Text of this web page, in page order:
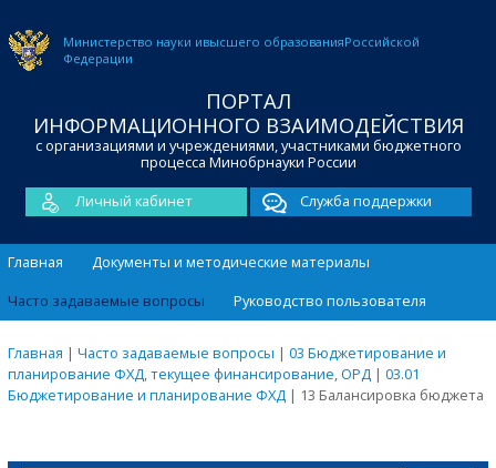
Министерство науки ивысшего образованияРоссийской
Федерации
ПОРТАЛ
ИНФОРМАЦИОННОГО ВЗАИМОДЕЙСТВИЯ
с организациями и учреждениями, участниками бюджетного
процесса Минобрнауки России
Личный кабинет
Служба поддержки
Главная
Документы и методические материалы
Часто задаваемые вопросы
Руководство пользователя
Главная | Часто задаваемые вопросы | 03 Бюджетирование и
планирование ФХД, текущее финансирование, ОРД | 03.01
Бюджетирование и планирование ФХД | 13 Балансировка бюджета